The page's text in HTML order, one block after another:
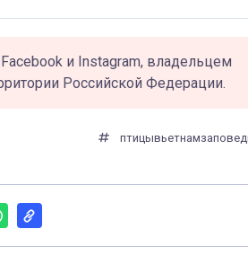
и Instagram, владельцем
Российской Федерации.
птицывьетнам